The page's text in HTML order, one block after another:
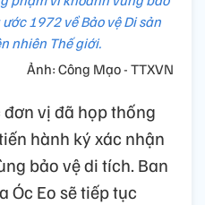
1972 về Bảo vệ Di sản
nhiên Thế giới.
Ảnh: Công Mạo - TTXVN
vị đã họp thống
hành ký xác nhận
bảo vệ di tích. Ban
Óc Eo sẽ tiếp tục